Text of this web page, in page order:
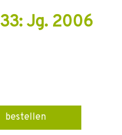
Jg. 2006
bestellen